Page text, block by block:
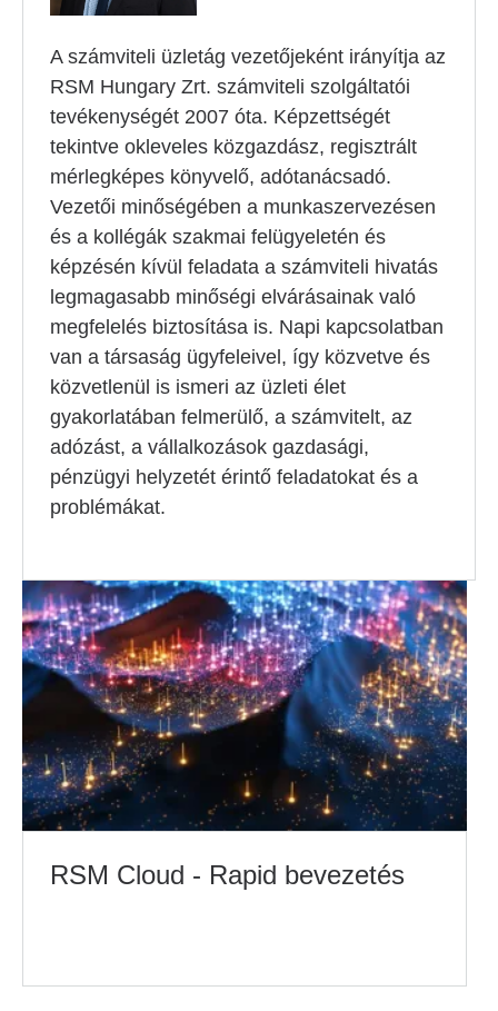
RSM Cloud - Rapid bevezetés
A számviteli üzletág vezetőjeként irányítja az
RSM Hungary Zrt. számviteli szolgáltatói
tevékenységét 2007 óta. Képzettségét
tekintve okleveles közgazdász, regisztrált
mérlegképes könyvelő, adótanácsadó.
Vezetői minőségében a munkaszervezésen
és a kollégák szakmai felügyeletén és
képzésén kívül feladata a számviteli hivatás
legmagasabb minőségi elvárásainak való
megfelelés biztosítása is. Napi kapcsolatban
van a társaság ügyfeleivel, így közvetve és
közvetlenül is ismeri az üzleti élet
gyakorlatában felmerülő, a számvitelt, az
adózást, a vállalkozások gazdasági,
pénzügyi helyzetét érintő feladatokat és a
problémákat.